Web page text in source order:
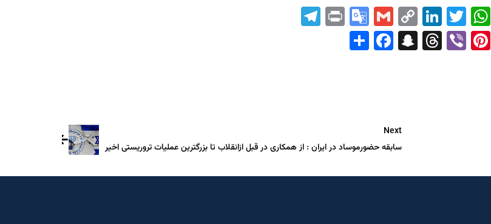
Email
WhatsApp
Twitter
LinkedIn
Copy
Link
Gmail
Google
Translate
Print
Yahoo
Mail
Pinterest
Viber
Threads
Snapchat
Facebook
Next
سابقه حضورموساد در ایران : از همکاری در قبل ازانقلاب تا بزرگترین عملیات تروریستی اخیر